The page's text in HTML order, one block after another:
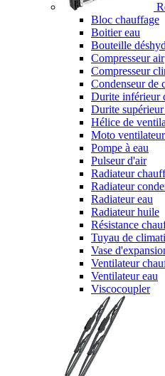
Bloc chauffage
Boitier eau
Bouteille
Compresseur air
Compresseur
Condenseur de
Durite inférieur
Durite
Hélice de
Moto
Pompe à eau
Pulseur d'air
Radiateur
Radiateur
Radiateur eau
Radiateur huile
Résistance
Tuyau de
Vase
Ventilateur
Ventilateur eau
Viscocoupler